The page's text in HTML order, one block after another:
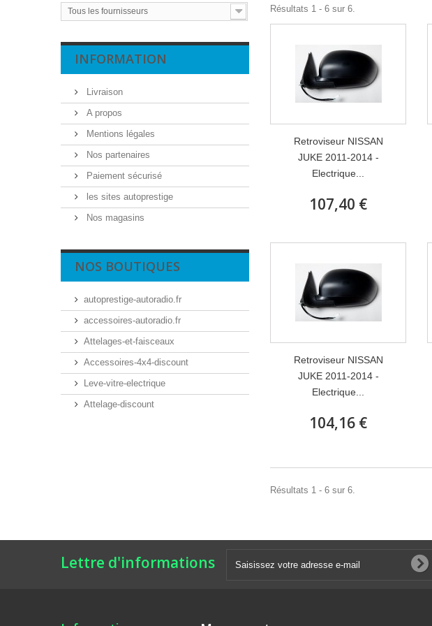
Tous les fournisseurs
INFORMATION
Livraison
A propos
Mentions légales
Nos partenaires
Paiement sécurisé
les sites autoprestige
Nos magasins
NOS BOUTIQUES
autoprestige-autoradio.fr
accessoires-autoradio.fr
Attelages-et-faisceaux
Accessoires-4x4-discount
Leve-vitre-electrique
Attelage-discount
Résultats 1 - 6 sur 6.
Retroviseur NISSAN
JUKE 2011-2014 -
Electrique...
107,40 €
Retroviseur NISSAN
JUKE 2011-2014 -
Electrique...
104,16 €
Résultats 1 - 6 sur 6.
Lettre d'informations